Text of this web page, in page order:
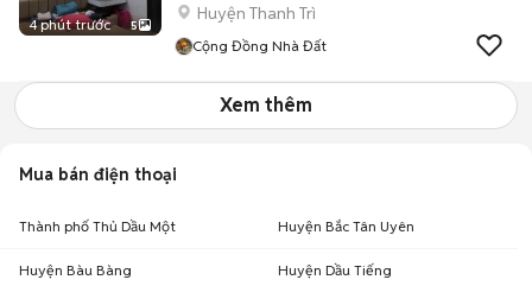
4 phút trước 5
Huyện Thanh Trì
Cộng Đồng Nhà Đất
Xem thêm
Mua bán điện thoại
Thành phố Thủ Dầu Một Huyện Bắc Tân Uyên
Huyện Bàu Bàng Huyện Dầu Tiếng